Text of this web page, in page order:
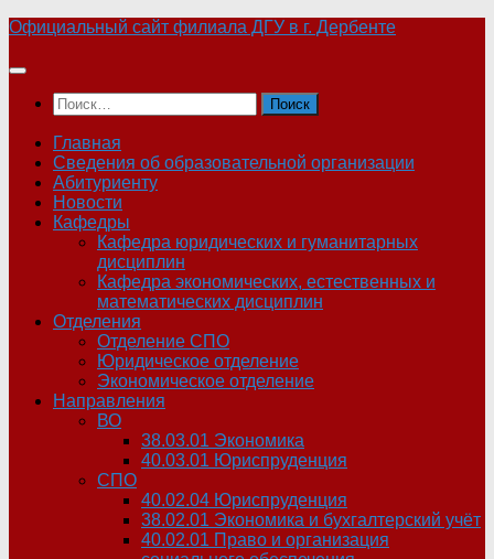
Skip
content
Официальный сайт филиала ДГУ в г. Дербенте
Найти:
Главная
Сведения об образовательной организации
Абитуриенту
Новости
Кафедры
Кафедра юридических и гуманитарных
дисциплин
Кафедра экономических, естественных и
математических дисциплин
Отделения
Отделение СПО
Юридическое отделение
Экономическое отделение
Направления
ВО
38.03.01 Экономика
40.03.01 Юриспруденция
СПО
40.02.04 Юриспруденция
38.02.01 Экономика и бухгалтерский учёт
40.02.01 Право и организация